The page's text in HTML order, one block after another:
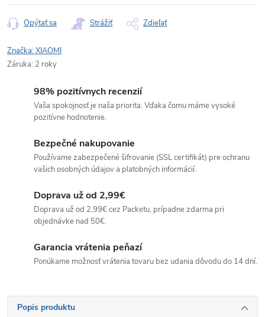
Opýtať sa Strážiť Zdieľať
Značka:XIAOMI
Záruka: 2 roky
98% pozitívnych recenzií
Vaša spokojnosť je naša priorita. Vďaka čomu máme vysoké
pozitívne hodnotenie.
Bezpečné nakupovanie
Používame zabezpečené šifrovanie (SSL certifikát) pre ochranu
vašich osobných údajov a platobných informácií.
Doprava už od 2,99€
Doprava už od 2,99€ cez Packetu, prípadne zdarma pri
objednávke nad 50€.
Garancia vrátenia peňazí
Ponúkame možnosť vrátenia tovaru bez udania dôvodu do 14 dní.
Popis produktu